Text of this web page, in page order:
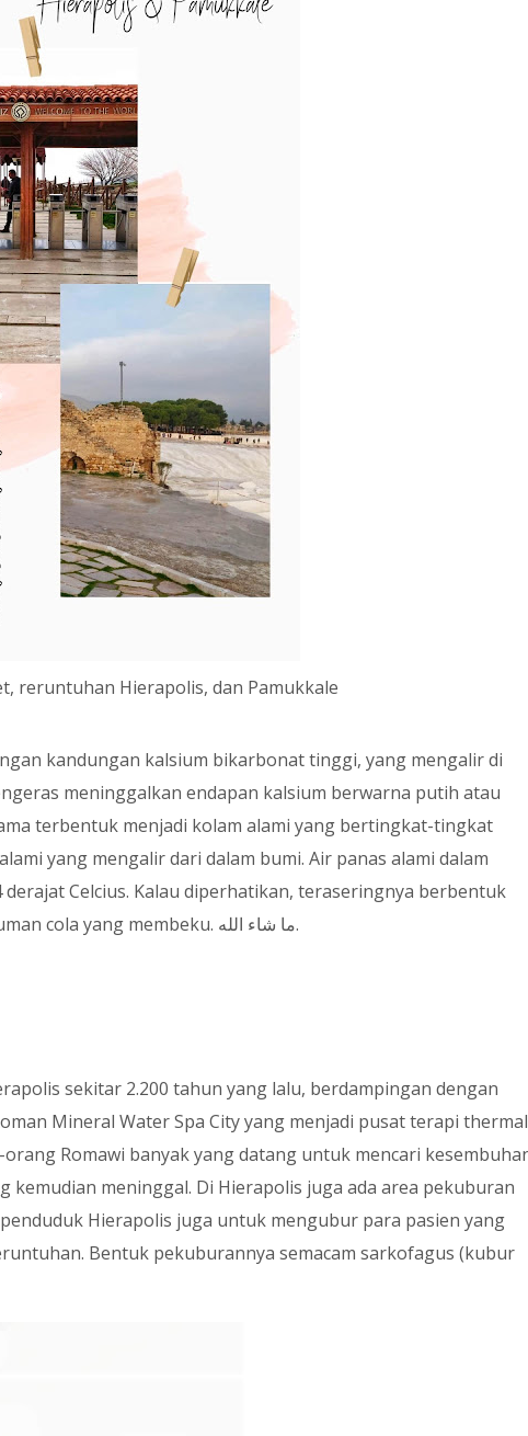
reruntuhan Hierapolis, dan Pamukkale
kandungan kalsium bikarbonat tinggi, yang mengalir di
meninggalkan endapan kalsium berwarna putih atau
terbentuk menjadi kolam alami yang bertingkat-tingkat
yang mengalir dari dalam bumi. Air panas alami dalam
Celcius. Kalau diperhatikan, teraseringnya berbentuk
cola yang membeku. ما شاء الله.
sekitar 2.200 tahun yang lalu, berdampingan dengan
Mineral Water Spa City yang menjadi pusat terapi thermal
Romawi banyak yang datang untuk mencari
kemudian meninggal. Di Hierapolis juga ada area pekuburan
Hierapolis juga untuk mengubur para pasien yang
Bentuk pekuburannya semacam sarkofagus (kubur